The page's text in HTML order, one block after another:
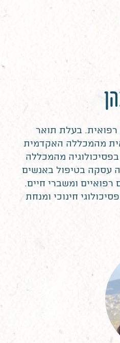
רפואית. בעלת תואר
מהמכללה האקדמית
מהמכללה
עסקה בטיפול באנשים
ומשברי חיים.
חינוכי ומנחת